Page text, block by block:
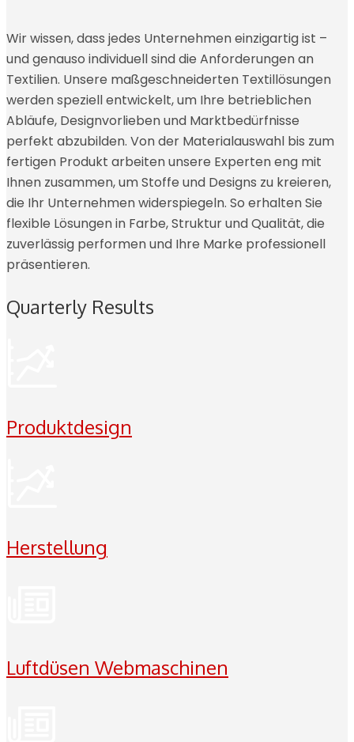
Wir wissen, dass jedes Unternehmen einzigartig ist –
und genauso individuell sind die Anforderungen an
Textilien. Unsere maßgeschneiderten Textillösungen
werden speziell entwickelt, um Ihre betrieblichen
Abläufe, Designvorlieben und Marktbedürfnisse
perfekt abzubilden. Von der Materialauswahl bis zum
fertigen Produkt arbeiten unsere Experten eng mit
Ihnen zusammen, um Stoffe und Designs zu kreieren,
die Ihr Unternehmen widerspiegeln. So erhalten Sie
flexible Lösungen in Farbe, Struktur und Qualität, die
zuverlässig performen und Ihre Marke professionell
präsentieren.
Quarterly Results
Produktdesign
Herstellung
Luftdüsen Webmaschinen